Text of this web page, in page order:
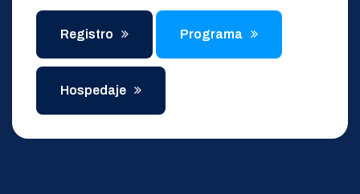
Registro Programa
Hospedaje